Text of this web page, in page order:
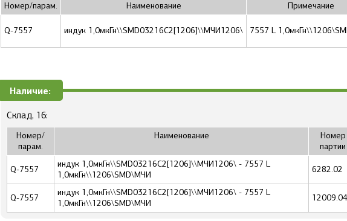
Номер/парам. Наименование Примечание
Q-7557 индук 1,0мкГн\\SMD03216C2[1206]\\МЧИ1206\ 7557 L
Наличие:
Склад, 16:
Номер/
парам.
Наименование
Номер
партии
Q-7557
индук 1,0мкГн\\SMD03216C2[1206]\\МЧИ1206\ - 7557 L
1,0мкГн\\1206\SMD\МЧИ
6282.02
Q-7557
индук 1,0мкГн\\SMD03216C2[1206]\\МЧИ1206\ - 7557 L
1,0мкГн\\1206\SMD\МЧИ
12009.04